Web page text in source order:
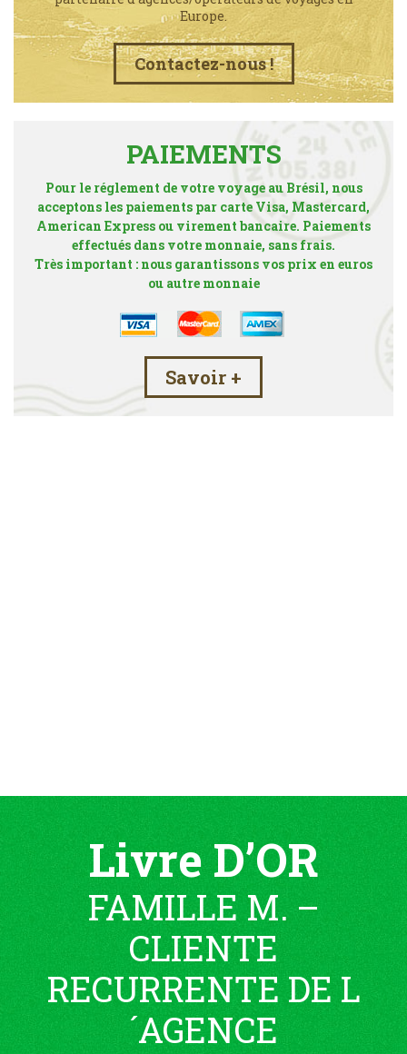
Europe.
Contactez-nous !
PAIEMENTS
Pour le réglement de votre voyage au Brésil, nous
acceptons les paiements par carte Visa, Mastercard,
American Express ou virement bancaire. Paiements
effectués dans votre monnaie, sans frais.
Très important : nous garantissons vos prix en euros
ou autre monnaie
Savoir +
Livre D’OR
FAMILLE M. –
CLIENTE
RECURRENTE DE L
´AGENCE